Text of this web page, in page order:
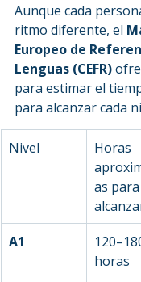
Aunque cada
ritmo diferente, el
Europeo de
Lenguas (CEFR)
para estimar el
para alcanzar cada
Nivel
Horas
as para
A1
horas